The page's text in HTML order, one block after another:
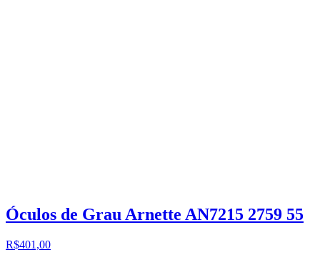
Óculos de Grau Arnette AN7215 2759 55
R$401,00